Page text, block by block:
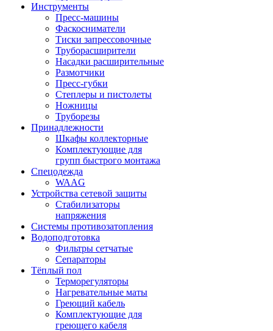
Инструменты
Пресс-машины
Фаскосниматели
Тиски запрессовочные
Труборасширители
Насадки расширительные
Размотчики
Пресс-губки
Степлеры и пистолеты
Ножницы
Труборезы
Принадлежности
Шкафы коллекторные
Комплектующие для
групп быстрого монтажа
Спецодежда
WAAG
Устройства сетевой защиты
Стабилизаторы
напряжения
Системы противозатопления
Водоподготовка
Фильтры сетчатые
Сепараторы
Тёплый пол
Терморегуляторы
Нагревательные маты
Греющий кабель
Комплектующие для
греющего кабеля